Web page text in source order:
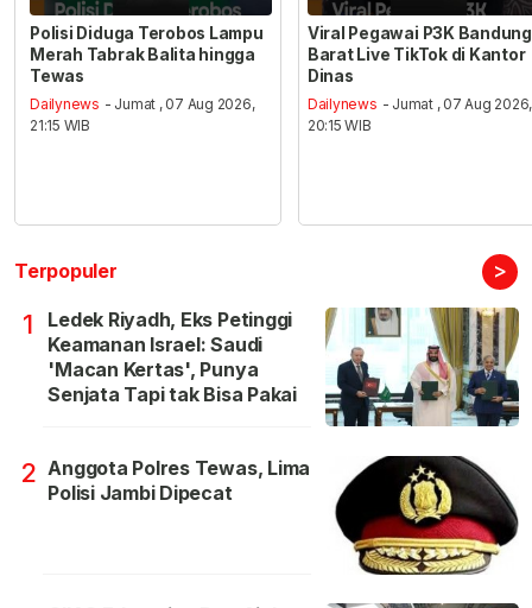
Polisi Diduga Terobos Lampu
Merah Tabrak Balita hingga
Tewas
Dailynews - Jumat , 07 Aug 2026,
21:15 WIB
Viral Pegawai P3K Bandung
Barat Live TikTok di Kantor
Dinas
Dailynews - Jumat , 07 Aug 2026,
20:15 WIB
Terpopuler >
1
Ledek Riyadh, Eks Petinggi
Keamanan Israel: Saudi
'Macan Kertas', Punya
Senjata Tapi tak Bisa Pakai
2 Anggota Polres Tewas, Lima
Polisi Jambi Dipecat